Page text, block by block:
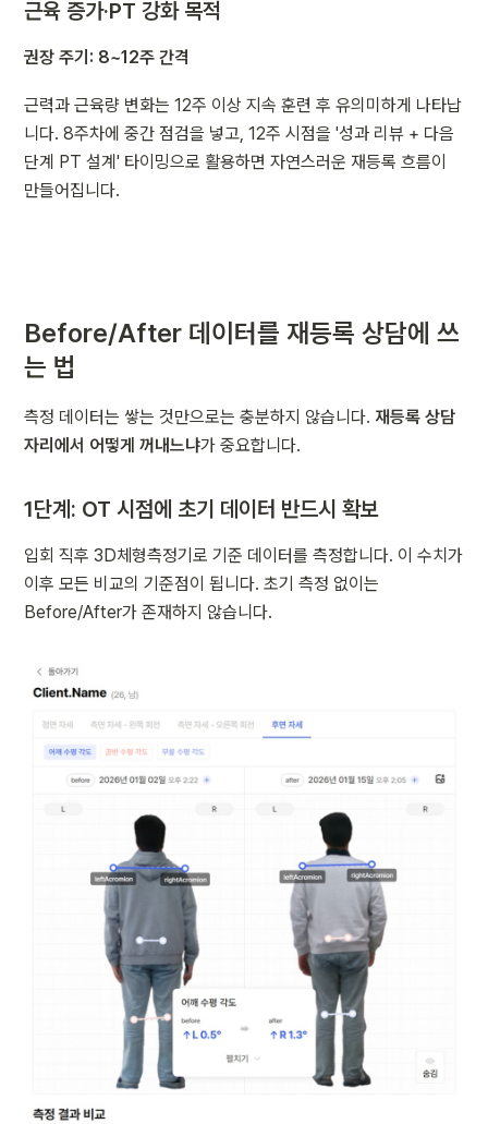
근육 증가·PT 강화 목적
권장 주기: 8~12주 간격
근력과 근육량 변화는 12주 이상 지속 훈련 후 유의미하게 나타납
니다. 8주차에 중간 점검을 넣고, 12주 시점을 '성과 리뷰 + 다음
단계 PT 설계' 타이밍으로 활용하면 자연스러운 재등록 흐름이
만들어집니다.
Before/After 데이터를 재등록 상담에 쓰
는 법
측정 데이터는 쌓는 것만으로는 충분하지 않습니다. 재등록 상담
자리에서 어떻게 꺼내느냐가 중요합니다.
1단계: OT 시점에 초기 데이터 반드시 확보
입회 직후 3D체형측정기로 기준 데이터를 측정합니다. 이 수치가
이후 모든 비교의 기준점이 됩니다. 초기 측정 없이는
Before/After가 존재하지 않습니다.